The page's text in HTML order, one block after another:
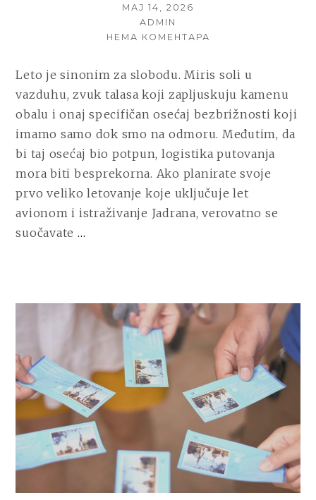
POSTED
МАЈ 14, 2026
AUTHOR
ADMIN
НЕМА КОМЕНТАРА
NA
TVOJ
NAČIN:
KOJA
POČINJE
NA
Leto je sinonim za slobodu. Miris soli u
vazduhu, zvuk talasa koji zapljuskuju kamenu
obalu i onaj specifičan osećaj bezbrižnosti koji
imamo samo dok smo na odmoru. Međutim, da
bi taj osećaj bio potpun, logistika putovanja
mora biti besprekorna. Ako planirate svoje
prvo veliko letovanje koje uključuje let
avionom i istraživanje Jadrana, verovatno se
suočavate …
NA
TVOJ
SLOBODA
KOJA
POČINJE
NA
AERODROMU